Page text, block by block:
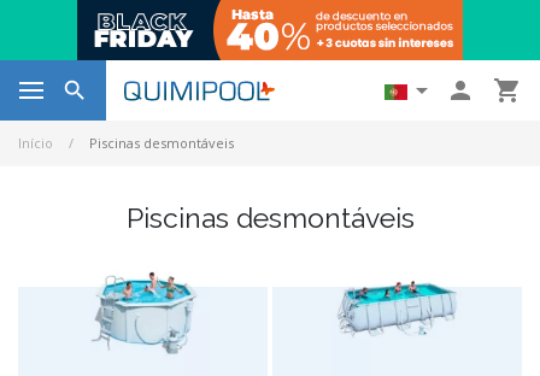
   
Início Piscinas desmontáveis
Piscinas desmontáveis